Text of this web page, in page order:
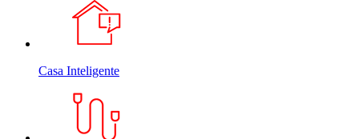
Casa Inteligente